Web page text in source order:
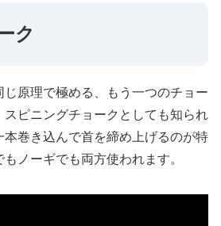
ク
原理で極める、もう一つのチョー
スピニングチョークとしても知られ
本巻き込んで首を締め上げるのが特
ノーギでも両方使われます。